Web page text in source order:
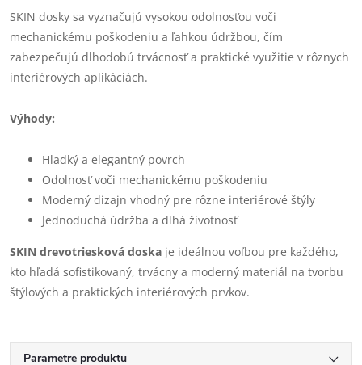
SKIN dosky sa vyznačujú vysokou odolnosťou voči
mechanickému poškodeniu a ľahkou údržbou, čím
zabezpečujú dlhodobú trvácnosť a praktické využitie v rôznych
interiérových aplikáciách.
Výhody:
Hladký a elegantný povrch
Odolnosť voči mechanickému poškodeniu
Moderný dizajn vhodný pre rôzne interiérové štýly
Jednoduchá údržba a dlhá životnosť
SKIN drevotriesková doska je ideálnou voľbou pre každého,
kto hľadá sofistikovaný, trvácny a moderný materiál na tvorbu
štýlových a praktických interiérových prvkov.
Parametre produktu